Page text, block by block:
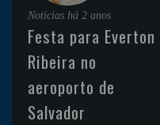
Noticias há 2 anos
Festa para Everton
Ribeira no
aeroporto de
Salvador